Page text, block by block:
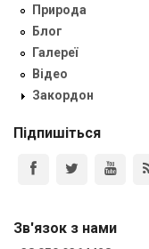
Природа
Блог
Галереї
Відео
Закордон
Підпишіться
Зв'язок з нами